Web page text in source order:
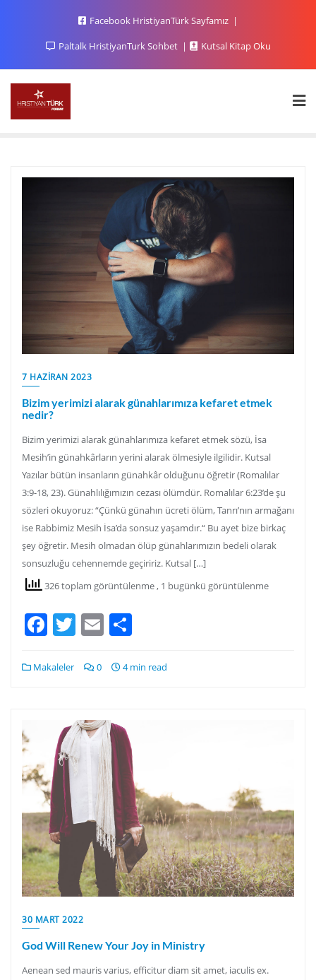
Facebook HristiyanTürk Sayfamız
Paltalk HristiyanTurk Sohbet
Kutsal Kitap Oku
7 HAZIRAN 2023
Bizim yerimizi alarak günahlarımıza kefaret etmek
nedir?
Bizim yerimizi alarak günahlarımıza kefaret etmek sözü, İsa
Mesih’in günahkârların yerini alarak ölmesiyle ilgilidir. Kutsal
Yazılar bütün insanların günahkâr olduğunu öğretir (Romalılar
3:9-18, 23). Günahlılığımızın cezası ölümdür. Romalılar 6:23’de şu
sözleri okuyoruz: “Çünkü günahın ücreti ölüm, Tanrı’nın armağanı
ise Rabbimiz Mesih İsa’da sonsuz yaşamdır.“ Bu ayet bize birkaç
şey öğretir. Mesih olmadan ölüp günahlarımızın bedeli olarak
sonsuzluğu cehennemde geçiririz. Kutsal […]
326 toplam görüntülenme, 1 bugünkü görüntülenme
Facebook
Twitter
Email
Makaleler 0 4 min read
30 MART 2022
God Will Renew Your Joy in Ministry
Aenean sed mauris varius, efficitur diam sit amet, iaculis ex.